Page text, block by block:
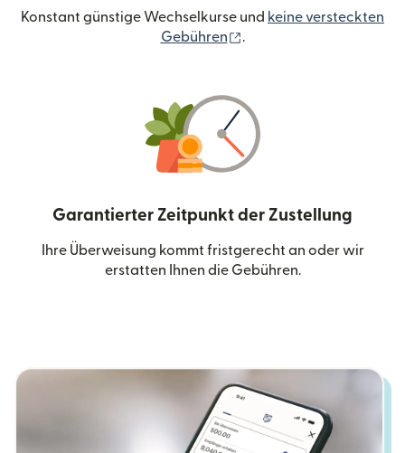
Konstant günstige Wechselkurse und keine versteckten
Gebühren
.
Garantierter Zeitpunkt der Zustellung
Ihre Überweisung kommt fristgerecht an oder wir
erstatten Ihnen die Gebühren.